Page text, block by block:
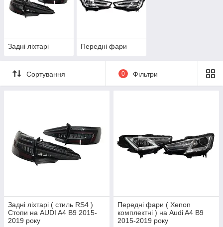
Задні ліхтарі Передні фари
Сортування 0 Фільтри
Задні ліхтарі ( стиль RS4 )
Стопи на AUDI A4 B9 2015-
2019 року
Передні фари ( Xenon
комплектні ) на Audi A4 B9
2015-2019 року